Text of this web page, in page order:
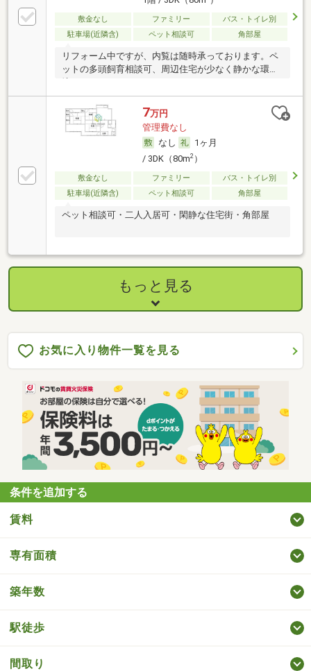
敷金なし ファミリー
バス・トイレ別
駐車場(近隣含)
ペット相談可 角部屋
リフォーム中ですが、内覧は随時承っております。ペ
ットの多頭飼育相談可、周辺住宅が少なく静かな環
7万円
管理費なし
なし
1ヶ月
/ 3DK（80m2）
敷金なし ファミリー
バス・トイレ別
駐車場(近隣含)
ペット相談可 角部屋
ペット相談可・二人入居可・閑静な住宅街・角部屋
もっと見る
お気に入り物件一覧を見る
条件を追加する
賃料
専有面積
築年数
駅徒歩
間取り